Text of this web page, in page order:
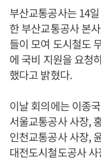
부산교통공사는 14
한 부산교통공사 본
들이 모여 도시철도
에 국비 지원을 요청
했다고 밝혔다.
이날 회의에는 이종
서울교통공사 사장,
인천교통공사 사장,
대전도시철도공사